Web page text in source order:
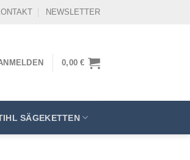
NEWSLETTER
0,00€
SÄGEKETTEN